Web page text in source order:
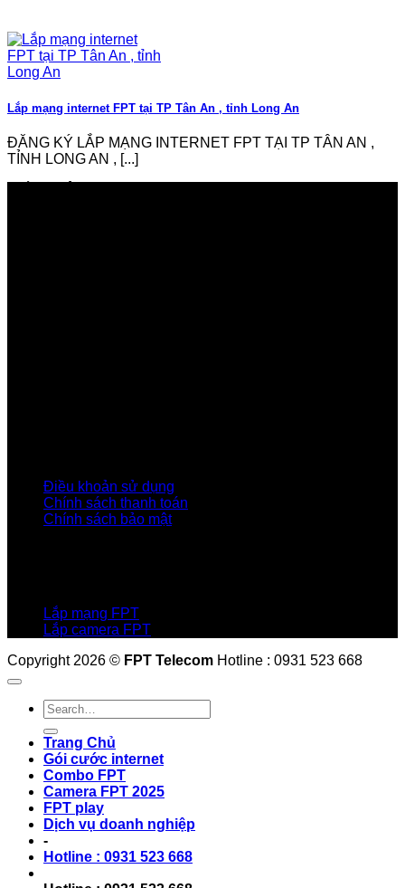
Lắp mạng internet FPT tại TP Tân An , tỉnh Long An
ĐĂNG KÝ LẮP MẠNG INTERNET FPT TẠI TP TÂN AN ,
TỈNH LONG AN , [...]
Điều khoản sử dụng
Chính sách thanh toán
Chính sách bảo mật
Lắp mạng FPT
Lắp camera FPT
Copyright 2026 © FPT Telecom Hotline : 0931 523 668
Trang Chủ
Gói cước internet
Combo FPT
Camera FPT 2025
FPT play
Dịch vụ doanh nghiệp
-
Hotline : 0931 523 668